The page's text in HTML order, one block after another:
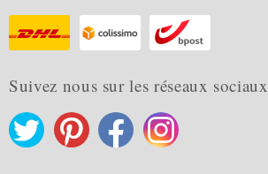
Suivez nous sur les réseaux sociaux